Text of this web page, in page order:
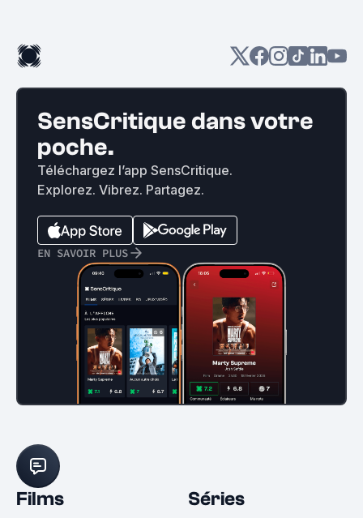
SensCritique dans votre
poche.
Téléchargez l’app SensCritique.
Explorez. Vibrez. Partagez.
EN SAVOIR PLUS
Films Séries